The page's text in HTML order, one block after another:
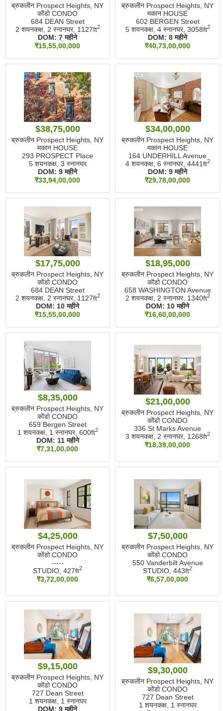
ब्रुकलीन Prospect Heights, NY
कोंडो CONDO
684 DEAN Street
2 शयनकक्ष, 2 स्नानघर, 1127ft2
DOM: 7 महीने
₹15,55,00,000
ब्रुकलीन Prospect Heights, NY
मकान HOUSE
602 BERGEN Street
5 शयनकक्ष, 4 स्नानघर, 3058ft2
DOM: 8 महीने
₹40,73,00,000
$38,75,000
ब्रुकलीन Prospect Heights, NY
मकान HOUSE
293 PROSPECT Place
5 शयनकक्ष, 3 स्नानघर
DOM: 9 महीने
₹33,94,00,000
$34,00,000
ब्रुकलीन Prospect Heights, NY
मकान HOUSE
164 UNDERHILL Avenue
4 शयनकक्ष, 6 स्नानघर, 4441ft2
DOM: 9 महीने
₹29,78,00,000
$17,75,000
ब्रुकलीन Prospect Heights, NY
कोंडो CONDO
684 DEAN Street
2 शयनकक्ष, 2 स्नानघर, 1127ft2
DOM: 10 महीने
₹15,55,00,000
$18,95,000
ब्रुकलीन Prospect Heights, NY
कोंडो CONDO
658 WASHINGTON Avenue
2 शयनकक्ष, 2 स्नानघर, 1340ft2
DOM: 10 महीने
₹16,60,00,000
$8,35,000
ब्रुकलीन Prospect Heights, NY
कोंडो CONDO
659 Bergen Street
1 शयनकक्ष, 1 स्नानघर, 600ft2
DOM: 11 महीने
₹7,31,00,000
$21,00,000
ब्रुकलीन Prospect Heights, NY
कोंडो CONDO
336 St Marks Avenue
3 शयनकक्ष, 2 स्नानघर, 1268ft2
₹18,39,00,000
$4,25,000
ब्रुकलीन Prospect Heights, NY
कोंडो CONDO
-----
STUDIO, 427ft2
₹3,72,00,000
$7,50,000
ब्रुकलीन Prospect Heights, NY
कोंडो CONDO
550 Vanderbilt Avenue
STUDIO, 443ft2
₹6,57,00,000
$9,15,000
ब्रुकलीन Prospect Heights, NY
कोंडो CONDO
727 Dean Street
1 शयनकक्ष, 1 स्नानघर
DOM: 9 महीने
$9,30,000
ब्रुकलीन Prospect Heights, NY
कोंडो CONDO
727 Dean Street
1 शयनकक्ष, 1 स्नानघर